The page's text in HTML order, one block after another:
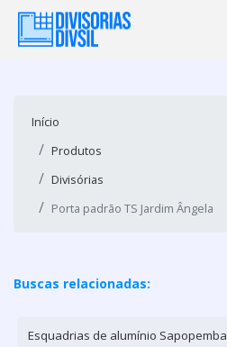
Início
Produtos
Divisórias
Porta padrão TS Jardim Ângela
Buscas relacionadas:
Esquadrias de alumínio Sapopemba